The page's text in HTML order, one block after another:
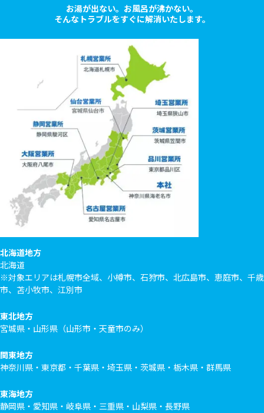
お湯が出ない。お風呂が沸かない。
そんなトラブルをすぐに解消いたします。
北海道地方
北海道
※対象エリアは札幌市全域、小樽市、石狩市、北広島市、恵庭市、千歳
市、苫小牧市、江別市
東北地方
宮城県・山形県（山形市・天童市のみ）
関東地方
神奈川県・東京都・千葉県・埼玉県・茨城県・栃木県・群馬県
東海地方
静岡県・愛知県・岐阜県・三重県・山梨県・長野県